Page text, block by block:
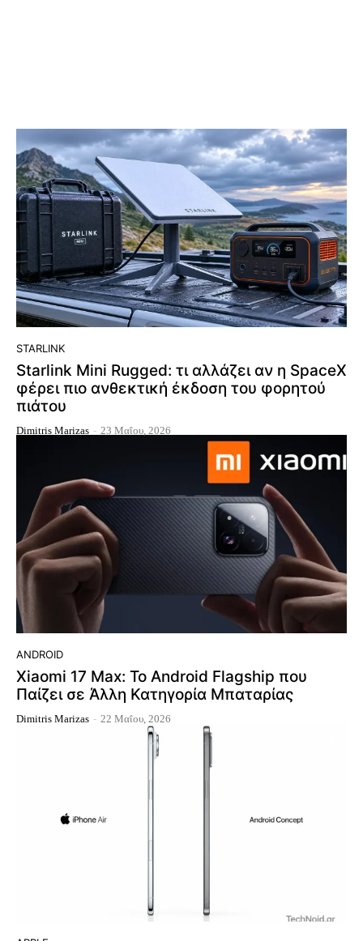
STARLINK
Starlink Mini Rugged: τι αλλάζει αν η SpaceX
φέρει πιο ανθεκτική έκδοση του φορητού
πιάτου
Dimitris Marizas - 23 Μαΐου, 2026
ANDROID
Xiaomi 17 Max: Το Android Flagship που
Παίζει σε Άλλη Κατηγορία Μπαταρίας
Dimitris Marizas - 22 Μαΐου, 2026